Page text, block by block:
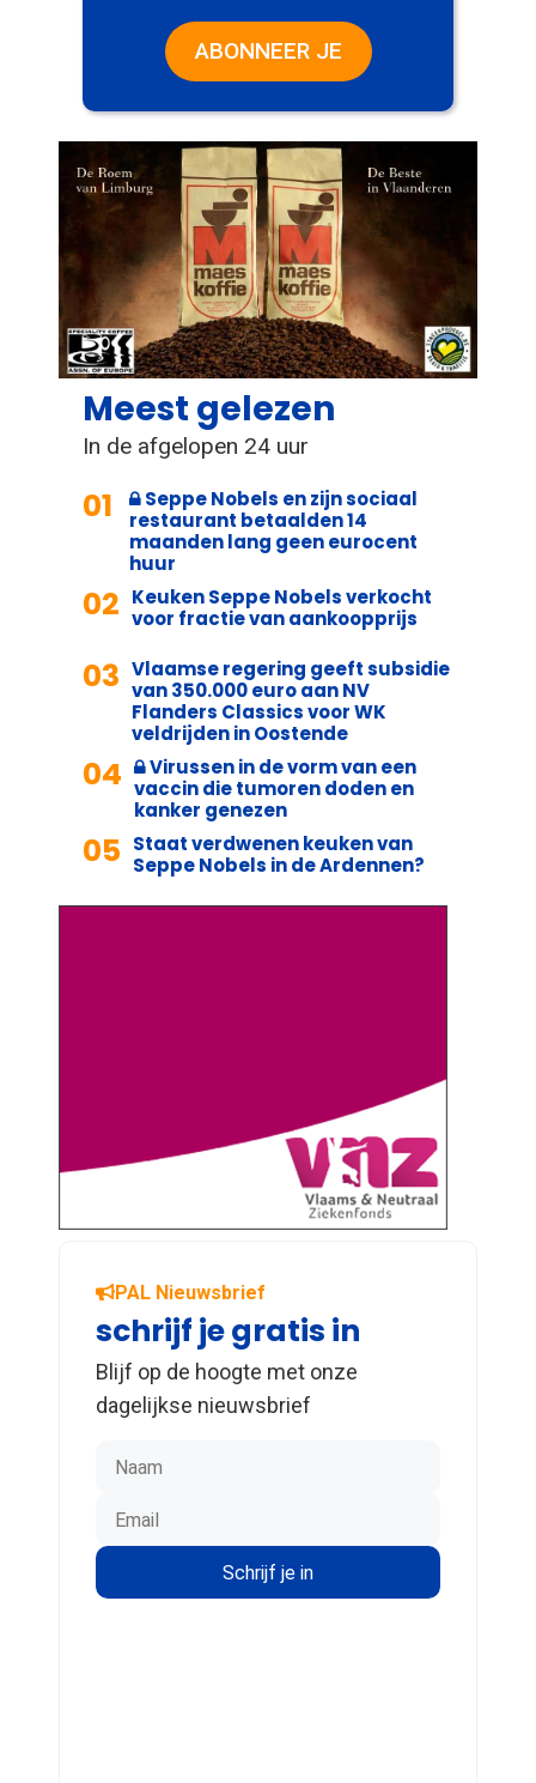
ABONNEER JE
Meest gelezen
In de afgelopen 24 uur
01
Seppe Nobels en zijn sociaal
restaurant betaalden 14
maanden lang geen eurocent
huur
02 Keuken Seppe Nobels verkocht
voor fractie van aankoopprijs
03 Vlaamse regering geeft subsidie
van 350.000 euro aan NV
Flanders Classics voor WK
veldrijden in Oostende
04
Virussen in de vorm van een
vaccin die tumoren doden en
kanker genezen
05 Staat verdwenen keuken van
Seppe Nobels in de Ardennen?
PAL Nieuwsbrief
schrijf je gratis in
Blijf op de hoogte met onze
dagelijkse nieuwsbrief